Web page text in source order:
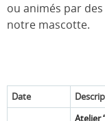
ou animés par
notre mascotte.
Date
Atelier